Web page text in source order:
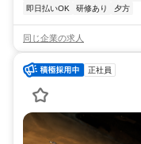
即日払いOK
研修あり 夕方
同じ企業の求人
正社員